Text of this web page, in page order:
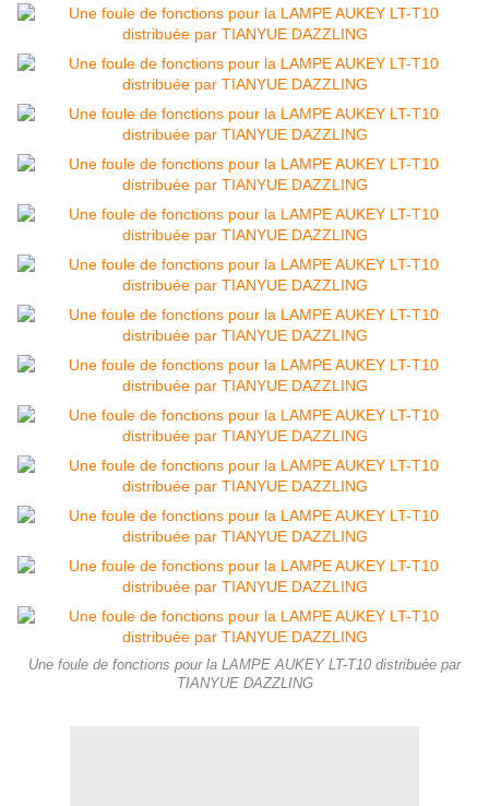
Une foule de fonctions pour la LAMPE AUKEY LT-T10 distribuée par
TIANYUE DAZZLING